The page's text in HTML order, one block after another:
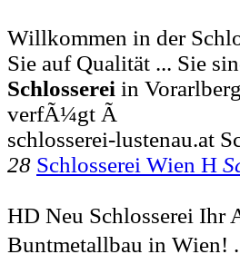
Willkommen in der
Sie auf Qualität ... Sie
Schlosserei in
verfÃ¼gt Ã
schlosserei-lustenau.at
28 Schlosserei Wien H
HD Neu Schlosserei Ihr
Buntmetallbau in Wien!